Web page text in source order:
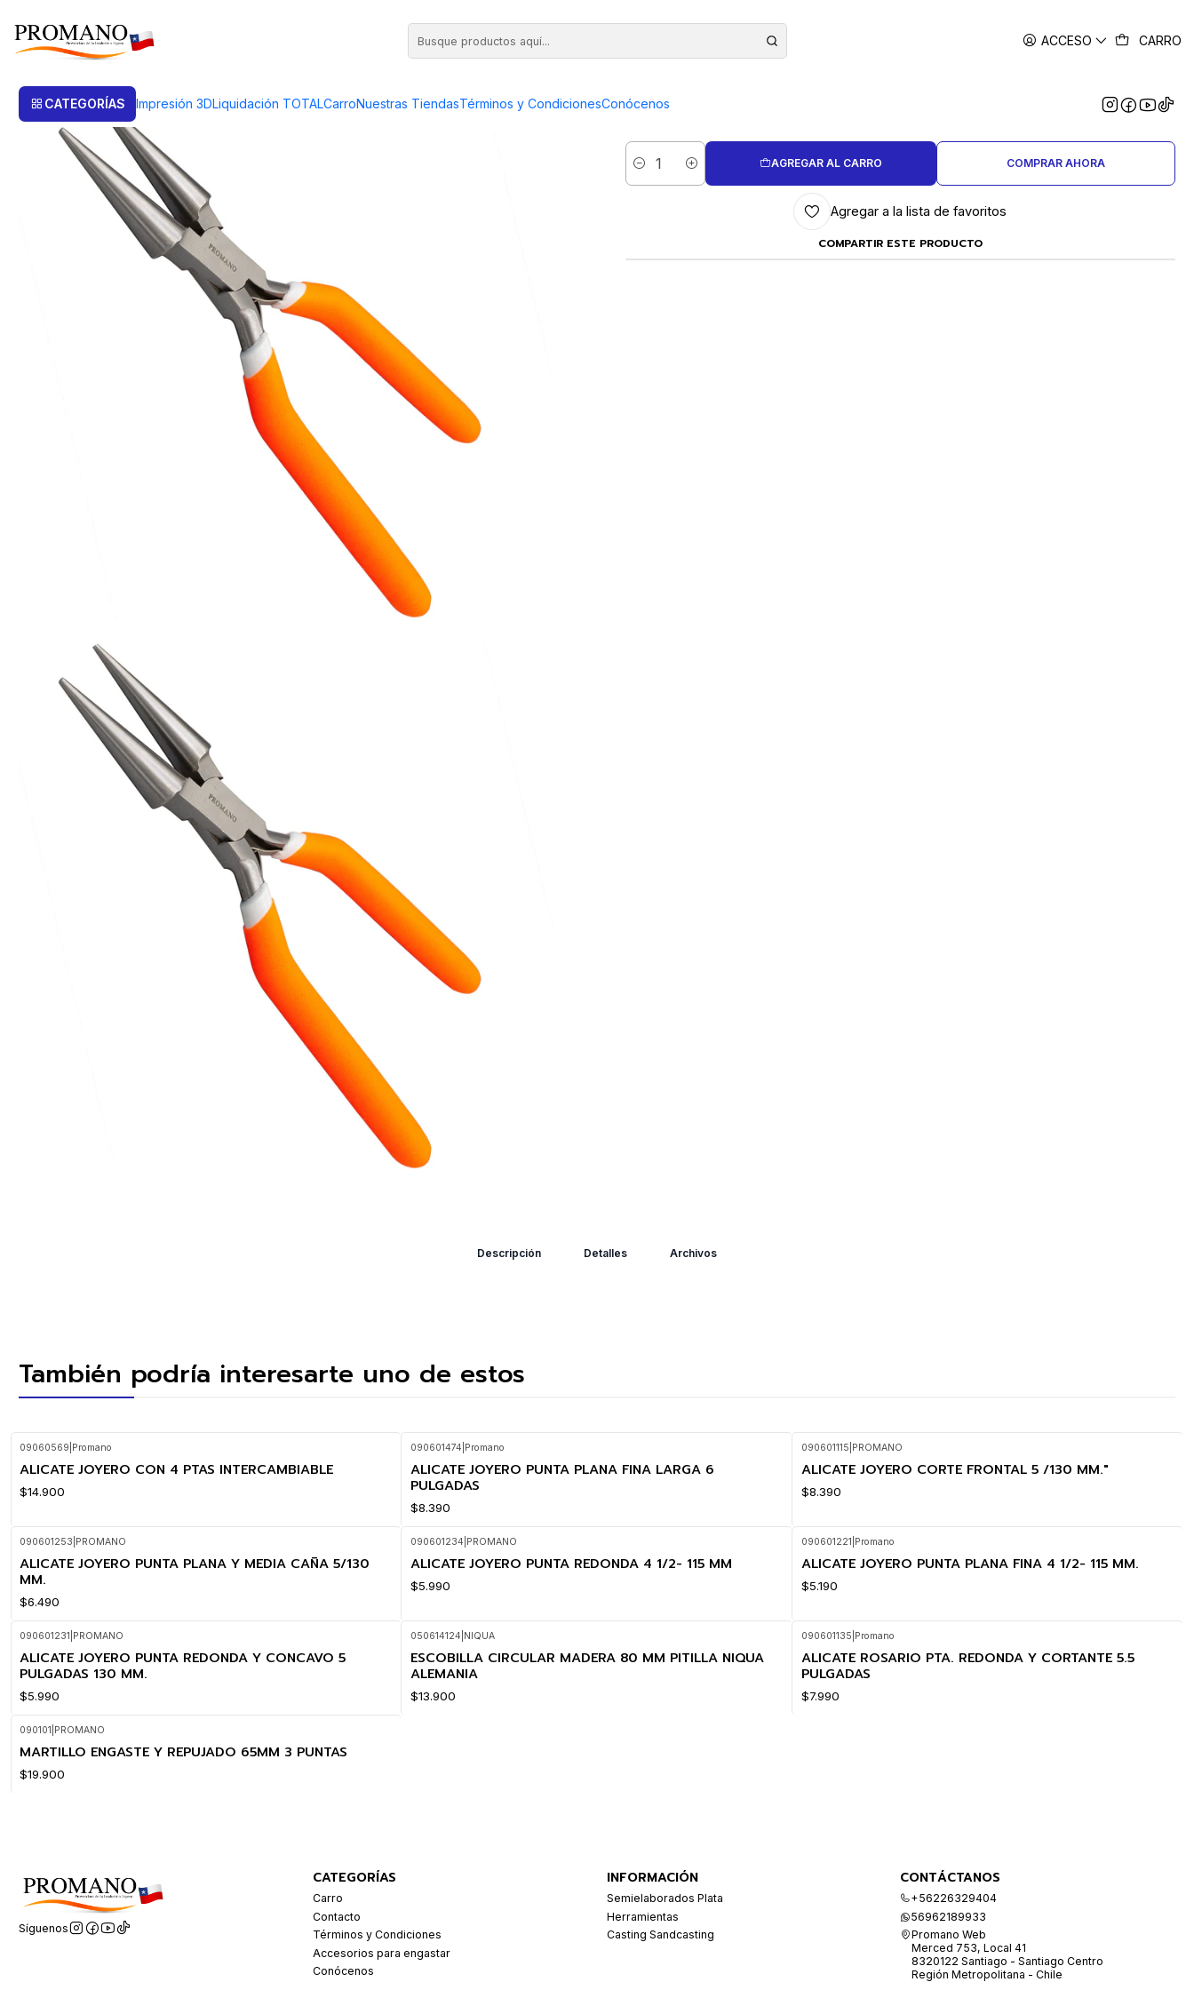
ACCESO CARRO
CATEGORÍAS Impresión 3DLiquidación TOTALCarroNuestras TiendasTérminos y CondicionesConócenosALICATE JOYERO PUNTA CONICA DOBLE 10
Cantidad
AGREGAR AL CARRO COMPRAR AHORA
Agregar a la lista de favoritos
COMPARTIR ESTE PRODUCTO
Descripción Detalles Archivos
También podría interesarte uno de estos
09060569 Promano
ALICATE JOYERO CON 4 PTAS INTERCAMBIABLE
$14.900
090601474 Promano
ALICATE JOYERO PUNTA PLANA FINA LARGA 6
PULGADAS
$8.390
090601115 PROMANO
ALICATE JOYERO CORTE FRONTAL 5 /130 MM."
$8.390
090601253 PROMANO
ALICATE JOYERO PUNTA PLANA Y MEDIA CAÑA 5/130
MM.
$6.490
090601234 PROMANO
ALICATE JOYERO PUNTA REDONDA 4 1/2- 115 MM
$5.990
090601221 Promano
ALICATE JOYERO PUNTA PLANA FINA 4 1/2- 115 MM.
$5.190
090601231 PROMANO
ALICATE JOYERO PUNTA REDONDA Y CONCAVO 5
PULGADAS 130 MM.
$5.990
050614124 NIQUA
ESCOBILLA CIRCULAR MADERA 80 MM PITILLA NIQUA
ALEMANIA
$13.900
090601135 Promano
ALICATE ROSARIO PTA. REDONDA Y CORTANTE 5.5
PULGADAS
$7.990
090101 PROMANO
MARTILLO ENGASTE Y REPUJADO 65MM 3 PUNTAS
$19.900
Síguenos
CATEGORÍAS
Carro
Contacto
Términos y Condiciones
Accesorios para engastar
Conócenos
INFORMACIÓN
Semielaborados Plata
Herramientas
Casting Sandcasting
CONTÁCTANOS
+56226329404
56962189933
Promano Web
Merced 753, Local 41
8320122 Santiago - Santiago Centro
Región Metropolitana - Chile